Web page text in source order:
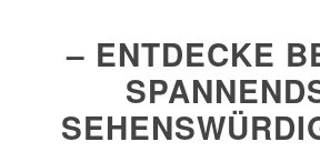
– ENTDECKE